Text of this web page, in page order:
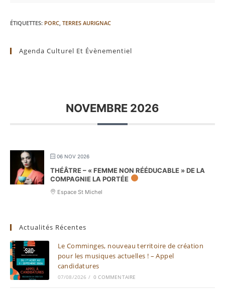
ÉTIQUETTES: PORC, TERRES AURIGNAC
Agenda Culturel Et Évènementiel
NOVEMBRE 2026
06 NOV 2026
THÉÂTRE – « FEMME NON RÉÉDUCABLE » DE LA
COMPAGNIE LA PORTÉE
Espace St Michel
Actualités Récentes
Le Comminges, nouveau territoire de création
pour les musiques actuelles ! – Appel
candidatures
07/08/2026 / 0 COMMENTAIRE